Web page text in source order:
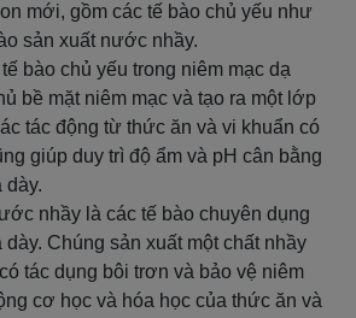
mới, gồm các tế bào chủ yếu như
sản xuất nước nhầy.
bào chủ yếu trong niêm mạc dạ
bề mặt niêm mạc và tạo ra một lớp
tác động từ thức ăn và vi khuẩn có
giúp duy trì độ ẩm và pH cân bằng
dày.
nhầy là các tế bào chuyên dụng
dày. Chúng sản xuất một chất nhầy
tác dụng bôi trơn và bảo vệ niêm
cơ học và hóa học của thức ăn và